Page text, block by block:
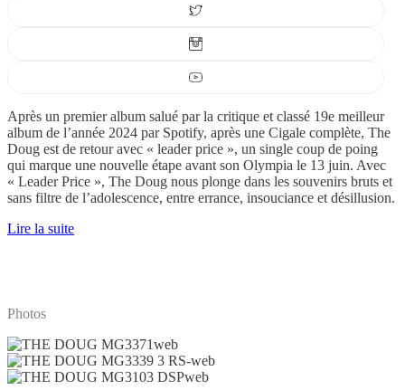
Après un premier album salué par la critique et classé 19e meilleur
album de l’année 2024 par Spotify, après une Cigale complète, The
Doug est de retour avec « leader price », un single coup de poing
qui marque une nouvelle étape avant son Olympia le 13 juin. Avec
« Leader Price », The Doug nous plonge dans les souvenirs bruts et
sans filtre de l’adolescence, entre errance, insouciance et désillusion.
Lire la suite
Photos
THE
DOUG
THE